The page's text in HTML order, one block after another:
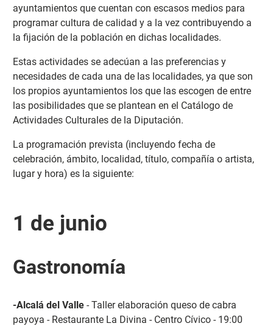
ayuntamientos que cuentan con escasos medios para
programar cultura de calidad y a la vez contribuyendo a
la fijación de la población en dichas localidades.
Estas actividades se adecúan a las preferencias y
necesidades de cada una de las localidades, ya que son
los propios ayuntamientos los que las escogen de entre
las posibilidades que se plantean en el Catálogo de
Actividades Culturales de la Diputación.
La programación prevista (incluyendo fecha de
celebración, ámbito, localidad, título, compañía o artista,
lugar y hora) es la siguiente:
1 de junio
Gastronomía
-Alcalá del Valle- Taller elaboración queso de cabra
payoya - Restaurante La Divina - Centro Cívico - 19:00